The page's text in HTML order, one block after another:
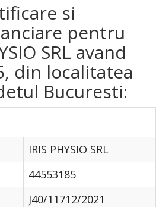
si
pentru
SRL avand
din localitatea
Bucuresti:
IRIS PHYSIO SRL
44553185
J40/11712/2021